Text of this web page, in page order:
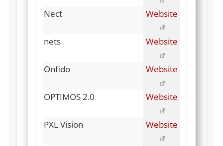
Nect Website
nets Website
Onfido Website
OPTIMOS 2.0 Website
PXL Vision Website